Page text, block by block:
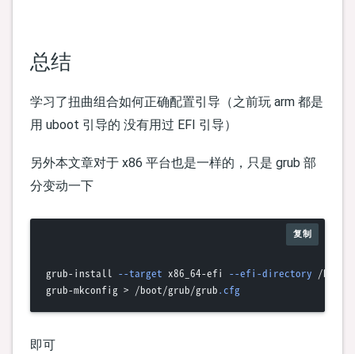
总结
学习了扭曲组合如何正确配置引导（之前玩 arm 都是
用 uboot 引导的 没有用过 EFI 引导）
另外本文章对于 x86 平台也是一样的，只是 grub 部
分变动一下
复制
grub-install --target x86_64-efi --efi-directory /boot
grub-mkconfig > /boot/grub/grub.cfg
即可